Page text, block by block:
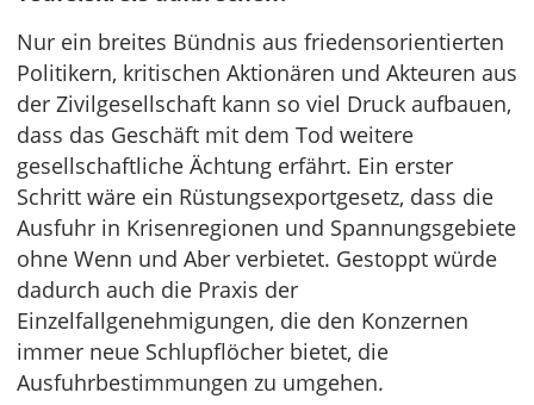
Nur ein breites Bündnis aus friedensorientierten
Politikern, kritischen Aktionären und Akteuren aus
der Zivilgesellschaft kann so viel Druck aufbauen,
dass das Geschäft mit dem Tod weitere
gesellschaftliche Ächtung erfährt. Ein erster
Schritt wäre ein Rüstungsexportgesetz, dass die
Ausfuhr in Krisenregionen und Spannungsgebiete
ohne Wenn und Aber verbietet. Gestoppt würde
dadurch auch die Praxis der
Einzelfallgenehmigungen, die den Konzernen
immer neue Schlupflöcher bietet, die
Ausfuhrbestimmungen zu umgehen.